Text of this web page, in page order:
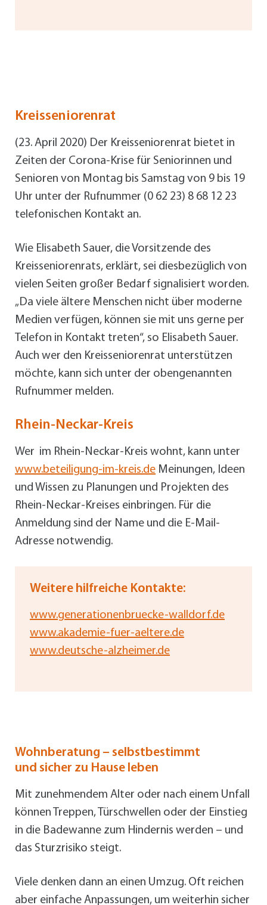
Kreisseniorenrat
(23. April 2020) Der Kreisseniorenrat bietet in
Zeiten der Corona-Krise für Seniorinnen und
Senioren von Montag bis Samstag von 9 bis 19
Uhr unter der Rufnummer (0 62 23) 8 68 12 23
telefonischen Kontakt an.
Wie Elisabeth Sauer, die Vorsitzende des
Kreisseniorenrats, erklärt, sei diesbezüglich von
vielen Seiten großer Bedarf signalisiert worden.
„Da viele ältere Menschen nicht über moderne
Medien verfügen, können sie mit uns gerne per
Telefon in Kontakt treten“, so Elisabeth Sauer.
Auch wer den Kreisseniorenrat unterstützen
möchte, kann sich unter der obengenannten
Rufnummer melden.
Rhein-Neckar-Kreis
Wer im Rhein-Neckar-Kreis wohnt, kann unter
www.beteiligung-im-kreis.de Meinungen, Ideen
und Wissen zu Planungen und Projekten des
Rhein-Neckar-Kreises einbringen. Für die
Anmeldung sind der Name und die E-Mail-
Adresse notwendig.
Weitere hilfreiche Kontakte:
www.generationenbruecke-walldorf.de
www.akademie-fuer-aeltere.de
www.deutsche-alzheimer.de
Wohnberatung – selbstbestimmt
und sicher zu Hause leben
Mit zunehmendem Alter oder nach einem Unfall
können Treppen, Türschwellen oder der Einstieg
in die Badewanne zum Hindernis werden – und
das Sturzrisiko steigt.
Viele denken dann an einen Umzug. Oft reichen
aber einfache Anpassungen, um weiterhin sicher